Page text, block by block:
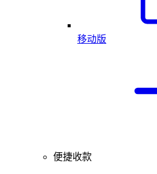
移动版
便捷收款